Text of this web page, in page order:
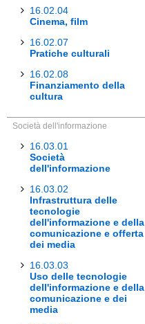
16.02.04
Cinema, film
16.02.07
Pratiche culturali
16.02.08
Finanziamento della
cultura
Società dell'informazione
16.03.01
Società
dell'informazione
16.03.02
Infrastruttura delle
tecnologie
dell'informazione e della
comunicazione e offerta
dei media
16.03.03
Uso delle tecnologie
dell'informazione e della
comunicazione e dei
media